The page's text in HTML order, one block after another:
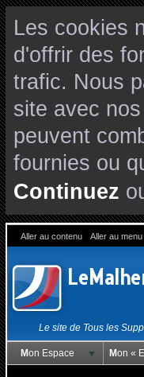
Les cookies
d'offrir des
trafic. Nous
site avec
peuvent
fournies ou
Continuez
Aller au contenu Aller au menu
Le site de Tous les
Mon Espace Mon «